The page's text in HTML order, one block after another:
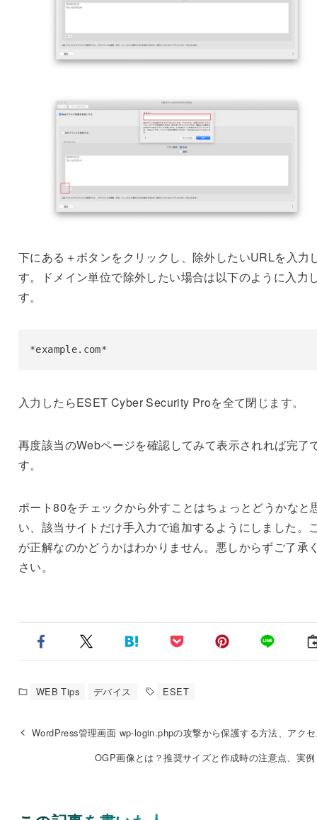
下にある＋ボタンをクリックし、除外したいURLを入力
す。ドメイン単位で除外したい場合は以下のように入力
す。
*example.com*
入力したらESET Cyber Security Proを全て閉じます。
再度該当のWebページを確認してみて表示されれば完了
す。
ポート80をチェックから外すことはちょっとどうかなと
い、該当サイトだけ手入力で追加するようにしました。
が正解なのかどうかはわかりません。悪しからずご了承
さい。
WEB Tips デバイス ESET
WordPress管理画面 wp-login.phpの攻撃から保護する方法、アク
OGP画像とは？推奨サイズと作成時の注意点、実